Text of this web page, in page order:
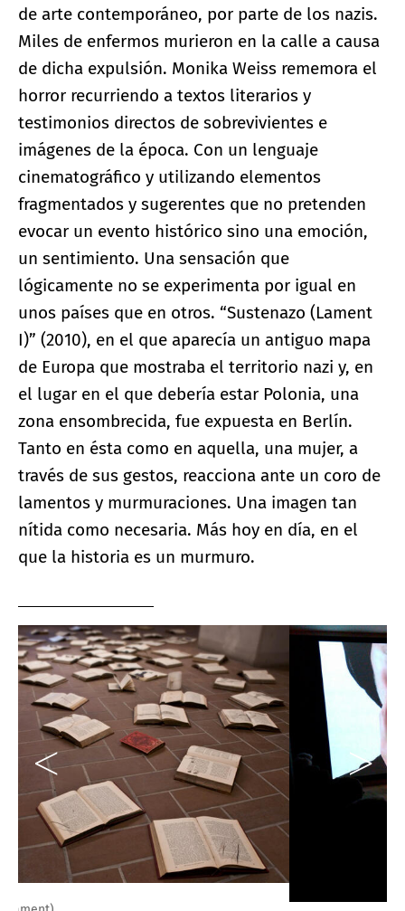
de arte contemporáneo, por parte de los nazis.
Miles de enfermos murieron en la calle a causa
de dicha expulsión. Monika Weiss rememora el
horror recurriendo a textos literarios y
testimonios directos de sobrevivientes e
imágenes de la época. Con un lenguaje
cinematográfico y utilizando elementos
fragmentados y sugerentes que no pretenden
evocar un evento histórico sino una emoción,
un sentimiento. Una sensación que
lógicamente no se experimenta por igual en
unos países que en otros. “Sustenazo (Lament
I)” (2010), en el que aparecía un antiguo mapa
de Europa que mostraba el territorio nazi y, en
el lugar en el que debería estar Polonia, una
zona ensombrecida, fue expuesta en Berlín.
Tanto en ésta como en aquella, una mujer, a
través de sus gestos, reacciona ante un coro de
lamentos y murmuraciones. Una imagen tan
nítida como necesaria. Más hoy en día, en el
que la historia es un murmuro.